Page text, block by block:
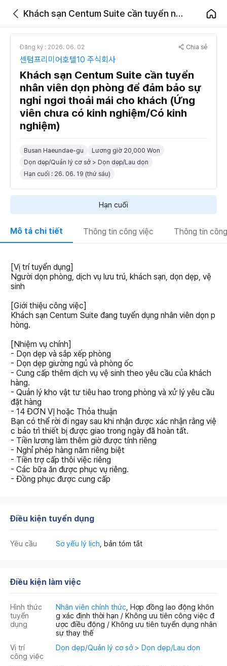
Khách sạn Centum Suite cần tuyển nhân viên dọn phòng để đảm bảo sự nghỉ ngơi thoải mái cho khách (Ứng viên chưa có kinh nghiệm/Có kinh nghiệm)
Đăng ký : 2026. 06. 02 Chia sẻ
센텀프리미어호텔10 주식회사
Khách sạn Centum Suite cần tuyển
nhân viên dọn phòng để đảm bảo sự
nghỉ ngơi thoải mái cho khách (Ứng
viên chưa có kinh nghiệm/Có kinh
nghiệm)
Busan Haeundae-gu
Lương giờ 20,000 Won
Dọn dẹp/Quản lý cơ sở > Dọn dẹp/Lau dọn
Hạn cuối : 26. 06. 19 (thứ sáu)
Hạn cuối
Mô tả chi tiết Thông tin công việc Thông tin
[Vị trí tuyển dụng]
Người dọn phòng, dịch vụ lưu trú, khách sạn, dọn dẹp, vệ
sinh
[Giới thiệu công việc]
Khách sạn Centum Suite đang tuyển dụng nhân viên dọn p
hòng.
[Nhiệm vụ chính]
- Dọn dẹp và sắp xếp phòng
- Dọn dẹp giường ngủ và phòng ốc
- Cung cấp thêm dịch vụ vệ sinh theo yêu cầu của khách
hàng.
- Quản lý kho vật tư tiêu hao trong phòng và xử lý yêu cầu
đặt hàng
- 14 ĐƠN VỊ hoặc Thỏa thuận
Bạn có thể rời đi ngay sau khi nhận được xác nhận rằng việ
c bảo trì thiết bị được giao trong ngày đã hoàn tất.
- Tiền lương làm thêm giờ được tính riêng
- Nghỉ phép hàng năm riêng biệt
- Tiền trợ cấp thôi việc riêng
- Các bữa ăn được phục vụ riêng.
- Đồng phục được cung cấp
Điều kiện tuyển dụng
Yêu cầu Sơ yếu lý lịch , bản tóm tắt
Điều kiện làm việc
Hình thức
tuyển
dụng
Nhân viên chính thức , Hợp đồng lao động khôn
g xác định thời hạn / Không ưu tiên công việc đ
ược điều động / Không ưu tiên tuyển dụng nhân
sự thay thế
Vị trí
công việc
Dọn dẹp/Quản lý cơ sở > Dọn dẹp/Lau dọn